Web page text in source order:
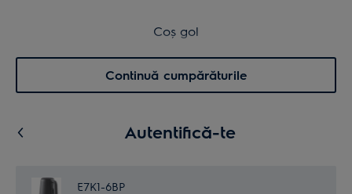
Menu 0
Coș de cumpărături
Coș gol
Continuă cumpărăturile
Autentifică-te
E7K1-6BP